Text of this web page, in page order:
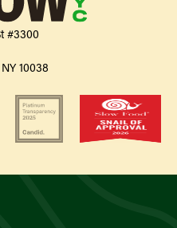
#3300
10038